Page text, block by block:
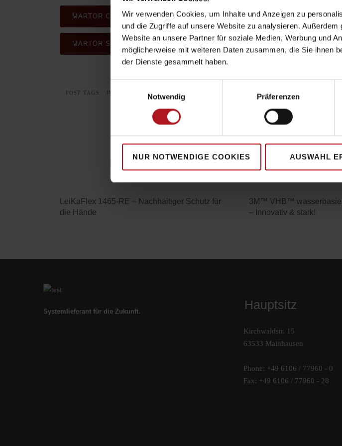
Wir verwenden Cookies, um Inhalte und Anzeigen zu
und die Zugriffe auf unsere Website zu analysieren.
Website an unsere Partner für soziale Medien, Werbung und
möglicherweise mit weiteren Daten zusammen, die Sie ihnen
der Dienste gesammelt haben.
Notwendig
Präferenzen
NUR NOTWENDIGE COOKIES AUSWAHL
MARTOR CUTTER- UND SPEZIALMESSER KATALOG
MARTOR SICHERHEITSMESSER & ZUBEHÖR KATALOG
POST TAGS INDUSTRIE
LeiKaFlex 1465-RE – Nachhaltiger Schutz für
die Hände
3M™ VHB™
– Innovativ & stark!
Systemlieferant für die Zukunft. Hauptsitz
Kirchwaldstr. 15
63533 Mainhausen
Phone: +49 6106 / 77960 - 0
Fax: +49 6106 / 77960 - 28